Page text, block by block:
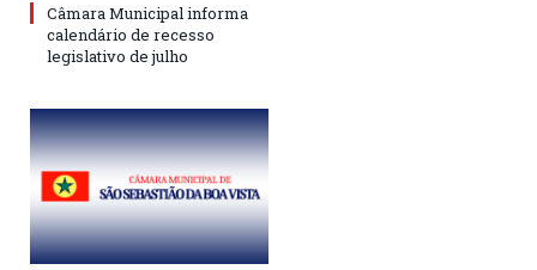
Câmara Municipal informa
calendário de recesso
legislativo de julho